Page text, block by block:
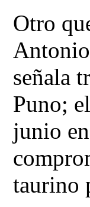
Otro
señala
Puno;
junio
taurino